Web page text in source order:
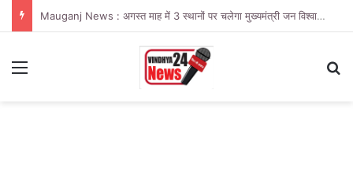
Mauganj News : अगस्त माह में 3 स्थानों पर चलेगा मुख्यमंत्री जन विश्वास अभियान
Menu